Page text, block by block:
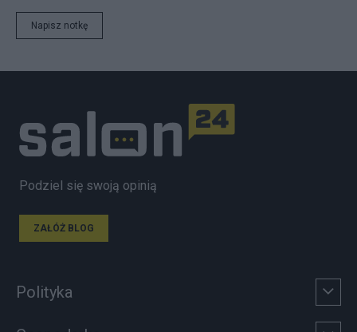
Napisz notkę
Podziel się swoją opinią
ZAŁÓŻ BLOG
Polityka